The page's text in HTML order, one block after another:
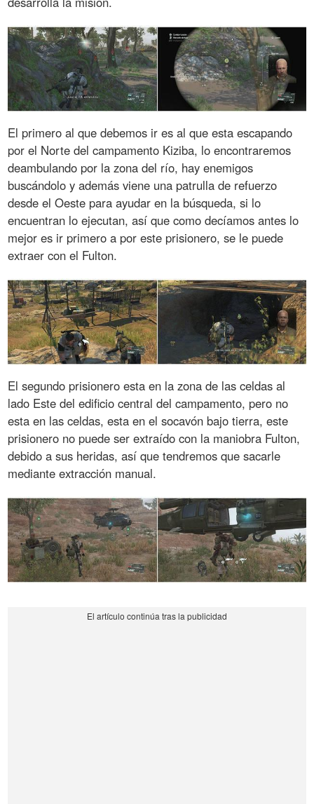
El primero al que debemos ir es al que esta escapando
por el Norte del campamento Kiziba, lo encontraremos
deambulando por la zona del río, hay enemigos
buscándolo y además viene una patrulla de refuerzo
desde el Oeste para ayudar en la búsqueda, si lo
encuentran lo ejecutan, así que como decíamos antes lo
mejor es ir primero a por este prisionero, se le puede
extraer con el Fulton.
El segundo prisionero esta en la zona de las celdas al
lado Este del edificio central del campamento, pero no
esta en las celdas, esta en el socavón bajo tierra, este
prisionero no puede ser extraído con la maniobra Fulton,
debido a sus heridas, así que tendremos que sacarle
mediante extracción manual.